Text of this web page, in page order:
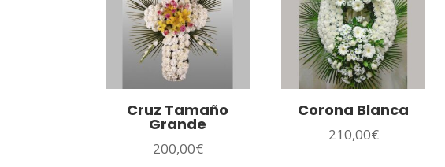
Cruz Tamaño
Grande
200,00€
Corona Blanca
210,00€